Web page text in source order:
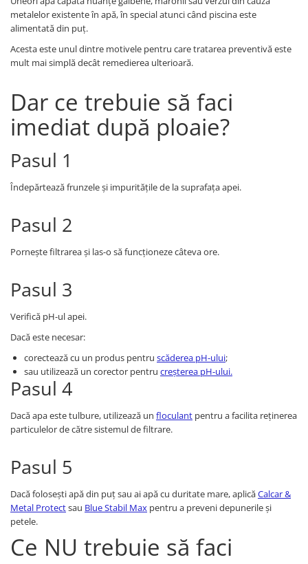
metalelor existente în apă, în special atunci când piscina este
alimentată din puț.
Acesta este unul dintre motivele pentru care tratarea preventivă este
mult mai simplă decât remedierea ulterioară.
Dar ce trebuie să faci
imediat după ploaie?
Pasul 1
Îndepărtează frunzele și impuritățile de la suprafața apei.
Pasul 2
Pornește filtrarea și las-o să funcționeze câteva ore.
Pasul 3
Verifică pH-ul apei.
Dacă este necesar:
corectează cu un produs pentru scăderea pH-ului;
sau utilizează un corector pentru creșterea pH-ului.
Pasul 4
Dacă apa este tulbure, utilizează un floculant pentru a facilita reținerea
particulelor de către sistemul de filtrare.
Pasul 5
Dacă folosești apă din puț sau ai apă cu duritate mare, aplicăCalcar &
Metal Protectsau Blue Stabil Max pentru a preveni depunerile și
petele.
Ce NU trebuie să faci